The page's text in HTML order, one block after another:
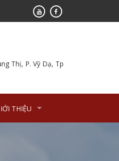
Thị, P. Vỹ Dạ, Tp
THIỆU